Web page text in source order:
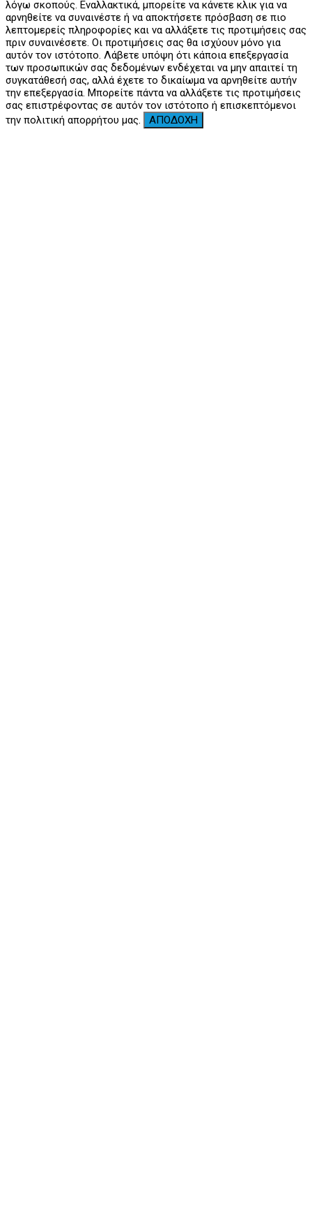
λόγω σκοπούς. Εναλλακτικά, μπορείτε να κάνετε κλικ για να
αρνηθείτε να συναινέστε ή να αποκτήσετε πρόσβαση σε πιο
λεπτομερείς πληροφορίες και να αλλάξετε τις προτιμήσεις σας
πριν συναινέσετε. Οι προτιμήσεις σας θα ισχύουν μόνο για
αυτόν τον ιστότοπο. Λάβετε υπόψη ότι κάποια επεξεργασία
των προσωπικών σας δεδομένων ενδέχεται να μην απαιτεί τη
συγκατάθεσή σας, αλλά έχετε το δικαίωμα να αρνηθείτε αυτήν
την επεξεργασία. Μπορείτε πάντα να αλλάξετε τις προτιμήσεις
σας επιστρέφοντας σε αυτόν τον ιστότοπο ή επισκεπτόμενοι
την πολιτική απορρήτου μας.
ΑΠΟΔΟΧΗ